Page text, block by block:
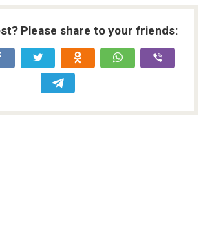
Please share to your friends: